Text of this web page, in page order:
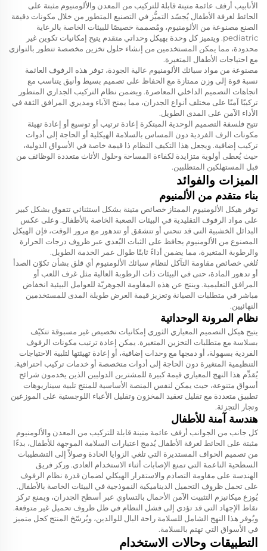
الأنابيب أرفف عائمة متينة قابلة للتركيب من المعدن والألومنيوم مثبتة على
الحائط لغرفة الأطفال يُجسّد التميُّز في التصنيع المتطور من خلال مكونات دقيقة
الصنع مصنوعة من الألومنيوم، ومُصممة خصيصًا للبيئات الخاصة بالرعاية
pediatric. ويتميز كل وحدة بهيكل وحداتي متقدم يتيح إمكانيات تكوين غير
محدودة، مما يمكن المستخدمين من إنشاء حلول تخزين مخصصة تتطور بالتوازي
مع احتياجات الأطفال المتغيرة.
مصنوعة من مواد سبائك الألومنيوم عالية الجودة، توفر هذه الرفوف العائمة
نسبة قوة إلى وزن ممتازة مع الحفاظ على تصميم بسيط وأنيق يتناسب مع
اتجاهات التصميم الداخلي المعاصرة. ويضمن نظام التركيب الجداري المتطور
تركيبًا آمنًا على مختلف أنواع الجدران، مما يمنح الآباء ومديري المرافق الثقة في
الأداء الآمن على المدى الطويل.
تتيح فلسفة التصميم الوحدية المبتكرة إعادة ترتيب أو توسيع أو إعادة تهيئة
مكونات الرف الفردية دون المساس بالسلامة الهيكلية أو الحاجة إلى أدوات
تركيب إضافية. ويجعل هذا التكيف النظام ذا قيمة خاصة في الأسواق الدولية،
حيث يُعطى أولوية متزايدة لكفاءة المساحة وحلول الأثاث متعددة الوظائف من
قبل المستهلكين المتطلبين.
الميزات والفوائد
بناء متقدم من الألمنيوم
توفر هيكل الألومنيوم الممتاز خصائص متينة بشكل استثنائي تتفوق بشكل كبير
على مواد الرفوف التقليدية في البيئات الصعبة الخاصة بالأطفال. وعلى عكس
البدائل الخشبية التي قد تنحني أو تتشقق أو تتدهور مع مرور الوقت، فإن الهيكل
المصنوع من الألومنيوم يحافظ على الثبات البُعدي عبر ظروف درجات الحرارة
والرطوبة المتغيرة، مما يضمن أداءً ثابتًا طوال عمر الخدمة الطويل.
تُلغي خصائص مقاومة التآكل لنظام سبائك الألومنيوم أي قلق بشأن تكوّن الصدأ
أو تدهور المادة، حتى في البيئات ذات الرطوبة العالية مثل غرف اللعب أو
المرافق التعليمية. وينتج عن هذه المقاومة الجوهريّة للعوامل البيئية انخفاض
مباشر في متطلبات الصيانة وتعزيز قيمة العرض طويلة المدى للمستخدمين
النهائيين.
نظام المرونة الوحداتية
يتيح هيكل التصميم المعياري الثوري إمكانيات تخصيص غير مسبوقة تتكيّف
بسلاسة مع متطلبات التخزين المتغيرة. يمكن إعادة ترتيب مكونات الرفوف
الفردية بسهولة، أو دمجها مع وحدات إضافية، أو إعادة تهيئتها لتلبية الاحتياجات
التنظيمية المتغيرة دون الحاجة إلى أدوات متخصصة أو خدمات تركيب احترافية.
يُقدِّم هذا النهج المعياري قيمة كبيرة للمشترين الدوليين الذين يخدمون شرائح
أسواق متنوعة، حيث يمكن لنفس المنصة الأساسية للمنتج تلبية سيناريوهات
تطبيق متعددة مع تقليل تعقيد المخزون وتقليل الأعباء اللوجستية على الموزعين
وتجار التجزئة.
هندسة آمنة للأطفال
كل جانب من الجوانب أرفف عائمة متينة قابلة للتركيب من المعدن والألومنيوم
مثبتة على الحائط لغرفة الأطفال يُدمج اعتبارات السلامة الموجهة للأطفال، بدءًا
من تصميم الحواف المستديرة التي تلغي الزوايا الحادة وصولاً إلى التشطيبات
السطحية الناعمة التي تمنع الإصابات أثناء الاستخدام العادي. وركز فريق
الهندسة على مقاومة التصادم والاستقرار الهيكلي لضمان قدرة نظام الرفوف
على تحمل ظروف التحميل الديناميكية النموذجية في البيئات الخاصة بالأطفال.
يُوزع ميكانيزم التثبيت الآمن الأحمال بالتساوي عبر أسطح الجدران، ويمنع تركز
نقاط الإجهاد التي قد تؤدي إلى فشل النظام في ظل ظروف تحميل غير متوقعة.
ويُوفر هذا النهج الشامل للسلامة راحة البال للوالدين، ويُرسّخ المنتج كحل متميز
في الأسواق التي تهتم بالسلامة.
التطبيقات وحالات الاستخدام